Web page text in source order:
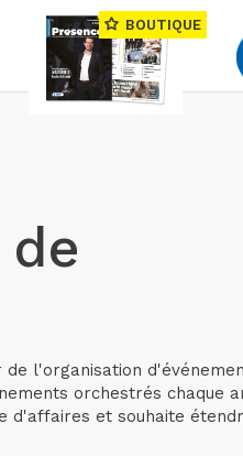
BOUTIQUE
de l'organisation
orchestrés chaque
d'affaires et souhaite